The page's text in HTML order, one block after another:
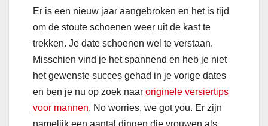
Er is een nieuw jaar aangebroken en het is tijd
om de stoute schoenen weer uit de kast te
trekken. Je date schoenen wel te verstaan.
Misschien vind je het spannend en heb je niet
het gewenste succes gehad in je vorige dates
en ben je nu op zoek naar originele versiertips
voor mannen. No worries, we got you. Er zijn